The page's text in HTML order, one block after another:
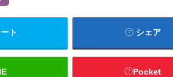
ト シェア
Pocket